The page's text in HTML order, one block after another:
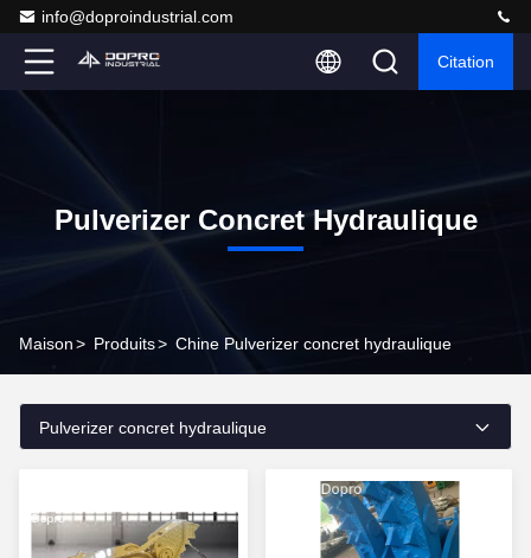
info@doproindustrial.com
Citation
Pulverizer Concret Hydraulique
Maison> Produits> Chine Pulverizer concret hydraulique
Pulverizer concret hydraulique